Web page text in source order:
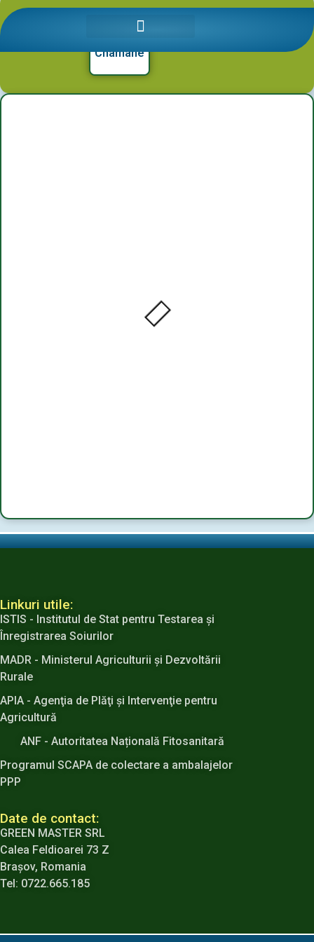
Detalii produse: Varză kale
Chamane
Linkuri utile:
ISTIS - Institutul de Stat pentru Testarea şi
Înregistrarea Soiurilor
MADR - Ministerul Agriculturii şi Dezvoltării
Rurale
APIA - Agenţia de Plăţi şi Intervenţie pentru
Agricultură
ANF - Autoritatea Națională Fitosanitară
Programul SCAPA de colectare a ambalajelor
PPP
Date de contact:
GREEN MASTER SRL
Calea Feldioarei 73 Z
Brașov, Romania
Tel: 0722.665.185